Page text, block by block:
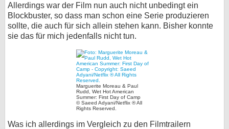
Allerdings war der Film nun auch nicht unbedingt ein
Blockbuster, so dass man schon eine Serie produzieren
sollte, die auch für sich allein stehen kann. Bisher konnte
sie das für mich jedenfalls nicht tun.
Marguerite Moreau & Paul
Rudd, Wet Hot American
Summer: First Day of Camp
© Saeed Adyani/Netflix ® All
Rights Reserved.
Was ich allerdings im Vergleich zu den Filmtrailern